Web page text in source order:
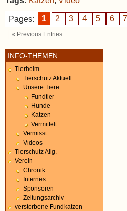
Pages: 1 2 3 4 5 6
« Previous Entries
INFO-THEMEN
Tierheim
Tierschutz Aktuell
Unsere Tiere
Fundtier
Hunde
Katzen
Vermittelt
Vermisst
Videos
Tierschutz Allg.
Verein
Chronik
Internes
Sponsoren
Zeitungsarchiv
verstorbene Fundkatzen